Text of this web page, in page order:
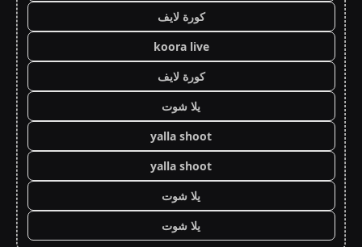
كورة لايف
koora live
كورة لايف
يلا شوت
yalla shoot
yalla shoot
يلا شوت
يلا شوت